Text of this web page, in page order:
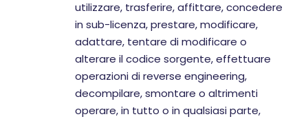
utilizzare, trasferire, affittare, concedere
in sub-licenza, prestare, modificare,
adattare, tentare di modificare o
alterare il codice sorgente, effettuare
operazioni di reverse engineering,
decompilare, smontare o altrimenti
operare, in tutto o in qualsiasi parte,